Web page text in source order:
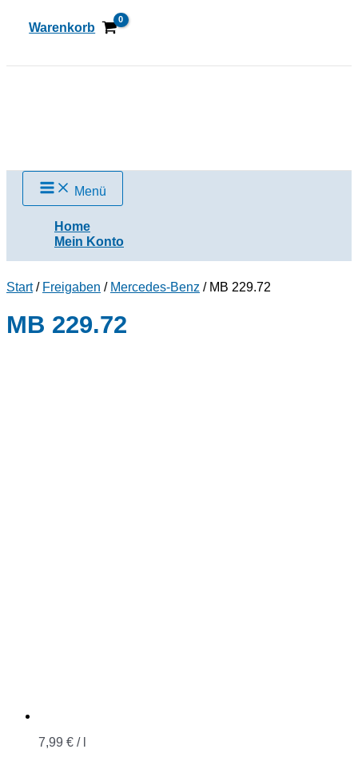
InhaltWarenkorb
Menü
Home
Mein Konto
Start/ Freigaben / Mercedes-Benz / MB 229.72
MB 229.72
7,99 € /